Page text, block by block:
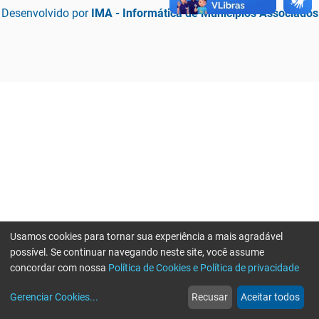
Desenvolvido por IMA - Informática de Municípios Associados
web
Notícias
more_horiz
Mais
Usamos cookies para tornar sua experiência a mais agradável
possível. Se continuar navegando neste site, você assume
concordar com nossa Política de Cookies e Política de privacidade
Gerenciar Cookies... Recusar Aceitar todos
Erro ao enviar informações, por favor tente novamente